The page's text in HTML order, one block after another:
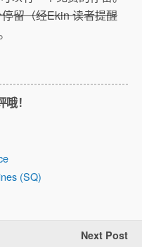
留（经Ekin 读者提醒
！
(SQ)
Next Post